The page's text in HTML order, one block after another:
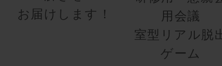
お届けします！
用会議
室型リアル脱
ゲーム